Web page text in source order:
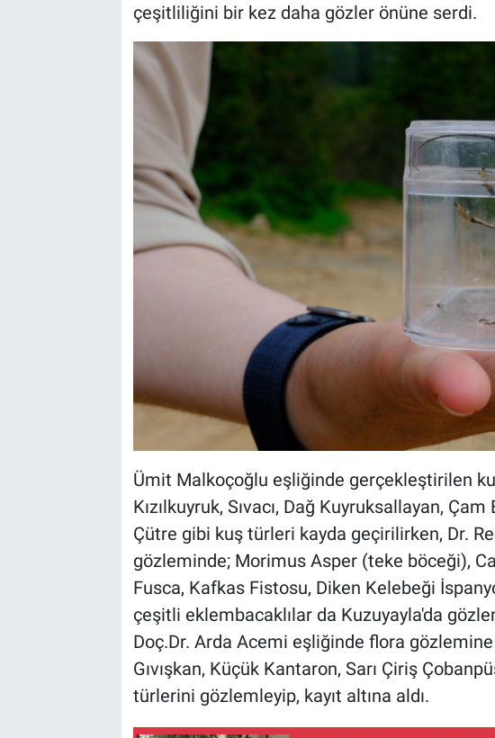
çeşitliliğini bir kez daha gözler önüne serdi.
Ümit Malkoçoğlu eşliğinde gerçekleştirilen
Kızılkuyruk, Sıvacı, Dağ Kuyruksallayan,
Çütre gibi kuş türleri kayda geçirilirken, Dr.
gözleminde; Morimus Asper (teke böceği),
Fusca, Kafkas Fistosu, Diken Kelebeği
çeşitli eklembacaklılar da Kuzuyayla'da
Doç.Dr. Arda Acemi eşliğinde flora gözlemine
Gıvışkan, Küçük Kantaron, Sarı Çiriş
türlerini gözlemleyip, kayıt altına aldı.